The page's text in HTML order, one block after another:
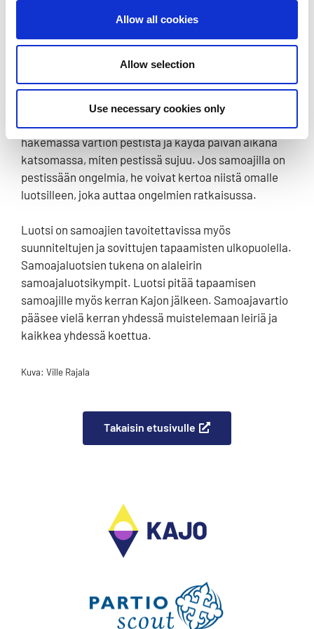
Allow all cookies
Allow selection
Use necessary cookies only
onnistuneeseen pestiin. Leirillä luotsi on mukana
ohjelmalaaksoissa ja viettää leirin aikana yhden
Samoajaluotsi on samoajien tukena esimerkiksi
saattamalla vartion pestipaikalle ja osoittamalla
heille pestiesihenkilön. Luotsi voi myös käydä
hakemassa vartion pestistä ja käydä päivän aikana
katsomassa, miten pestissä sujuu. Jos samoajilla on
pestissään ongelmia, he voivat kertoa niistä omalle
luotsilleen, joka auttaa ongelmien ratkaisussa.
Luotsi on samoajien tavoitettavissa myös
suunniteltujen ja sovittujen tapaamisten ulkopuolella.
Samoajaluotsien tukena on alaleirin
samoajaluotsikympit. Luotsi pitää tapaamisen
samoajille myös kerran Kajon jälkeen. Samoajavartio
pääsee vielä kerran yhdessä muistelemaan leiriä ja
kaikkea yhdessä koettua.
Kuva: Ville Rajala
Takaisin etusivulle